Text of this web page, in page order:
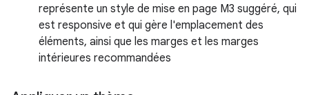
représente un style de mise en page M3 suggéré, qui
est responsive et qui gère l'emplacement des
éléments, ainsi que les marges et les marges
intérieures recommandées